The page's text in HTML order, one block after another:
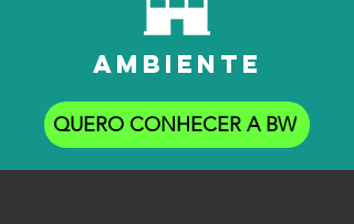
ambiente
QUERO CONHECER A BW